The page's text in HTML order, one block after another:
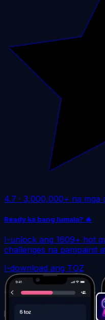
4.7 · 3,000,000+ na mga
Ready ka bang lumala? 🔥
I-unlock ang 1609+ hot
challenges na pampainit
I-download ang TOZ